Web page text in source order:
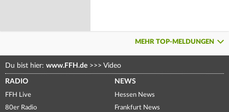
MEHR TOP-MELDUNGEN
Du bist hier: www.FFH.de >>> Video
RADIO
FFH Live
80er Radio
NEWS
Hessen News
Frankfurt News